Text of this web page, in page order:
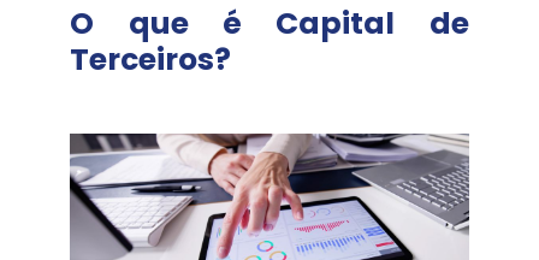
O que é Capital de
Terceiros?